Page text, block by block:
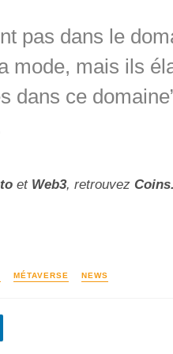
pas dans le
mode, mais ils
dans ce
et Web3, retrouvez Coins
MÉTAVERSE NEWS